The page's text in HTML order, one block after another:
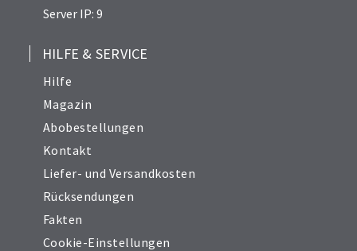
Server IP: 9
HILFE & SERVICE
Hilfe
Magazin
Abobestellungen
Kontakt
Liefer- und Versandkosten
Rücksendungen
Fakten
Cookie-Einstellungen